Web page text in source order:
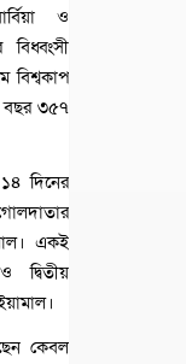
ও
বিশ্বকাপ
বছর ৩৫৭
দিনের
একই
দ্বিতীয়
কেবল